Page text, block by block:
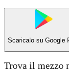
Scaricalo su Google
Trova il mezzo